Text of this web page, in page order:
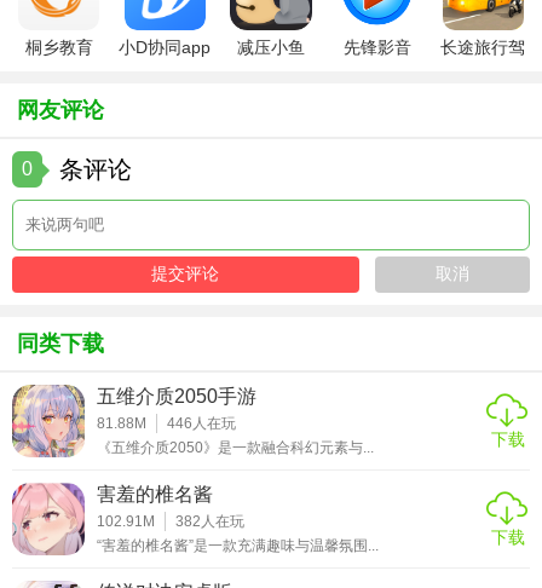
桐乡教育
小D协同app
减压小鱼
先锋影音
长途旅行驾
网友评论
0 条评论
同类下载
五维介质2050手游
81.88M 446 人在玩
《五维介质2050》是一款融合科幻元素与...
下载
害羞的椎名酱
102.91M 382 人在玩
“害羞的椎名酱”是一款充满趣味与温馨氛围...
下载